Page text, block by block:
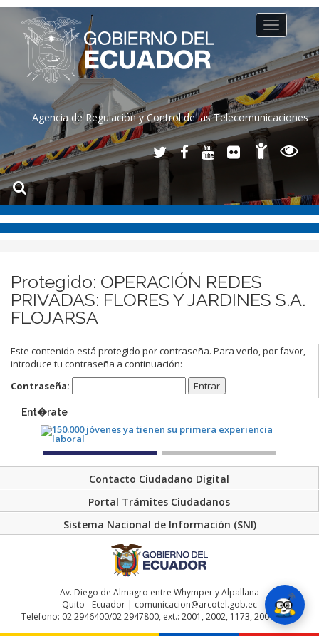
Agencia de Regulación y Control de las Telecomunicaciones
Toggle
navigation
Protegido: OPERACIÓN REDES
PRIVADAS: FLORES Y JARDINES S.A.
FLOJARSA
Este contenido está protegido por contraseña. Para verlo, por favor,
introduce tu contraseña a continuación:
Contraseña:
Ent�rate
Contacto Ciudadano Digital
Portal Trámites Ciudadanos
Sistema Nacional de Información (SNI)
Av. Diego de Almagro entre Whymper y Alpallana
Quito - Ecuador | comunicacion@arcotel.gob.ec
Teléfono: 02 2946400/02 2947800, ext.: 2001, 2002, 1173, 2004, 2048